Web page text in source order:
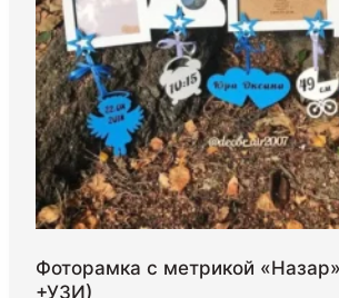
Фоторамка с метрикой
+УЗИ)